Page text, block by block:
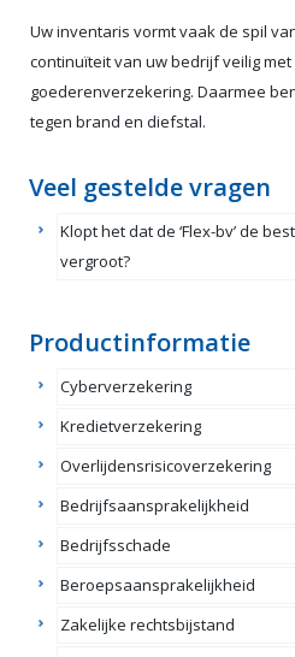
Uw inventaris vormt vaak de spil
continuïteit van uw bedrijf veilig
goederenverzekering. Daarmee
tegen brand en diefstal.
Veel gestelde vragen
Klopt het dat de ‘Flex-bv’ de
vergroot?
Productinformatie
Cyberverzekering
Kredietverzekering
Overlijdensrisicoverzekering
Bedrijfsaansprakelijkheid
Bedrijfsschade
Beroepsaansprakelijkheid
Zakelijke rechtsbijstand